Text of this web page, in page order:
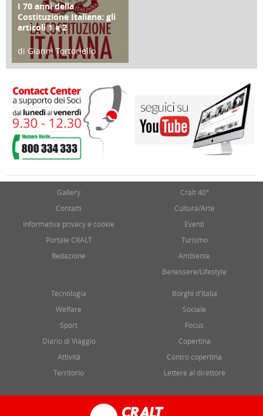
FOCUS
I 70 anni della
Costituzione Italiana: gli
articoli 1 e 2
di Gianni Tortoriello
17 Marzo 2018
Gallery
Contatti
Informativa privacy e cookie
Portale CRALT
Redazione
Cralt 40°
Cultura/Arte
Eventi
Turismo
Ambiente
Benessere/Lifestyle
Tecnologia
Welfare
Sport
Diario di Viaggio
Attività
Territorio
Borghi d'Italia
Sociale
Focus
Copertina
Contro copertina
Lettere al direttore